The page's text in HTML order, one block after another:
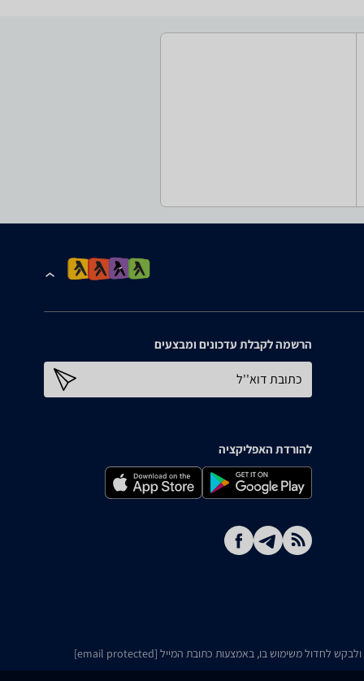
הרשמה לקבלת עדכונים ומבצעים
כתובת דוא''ל
להורדת האפליקציה
ולבקש לחדול משימוש בו, באמצעות כתובת המייל [email protected]